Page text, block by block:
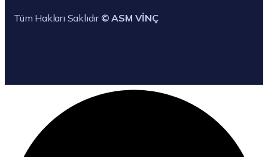
Tüm Hakları Saklıdır © ASM VİNÇ